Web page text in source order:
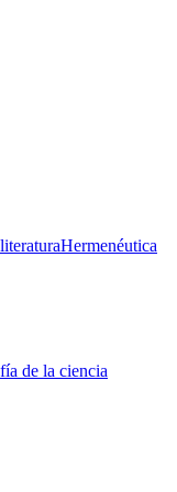
Hermenéutica
de la ciencia